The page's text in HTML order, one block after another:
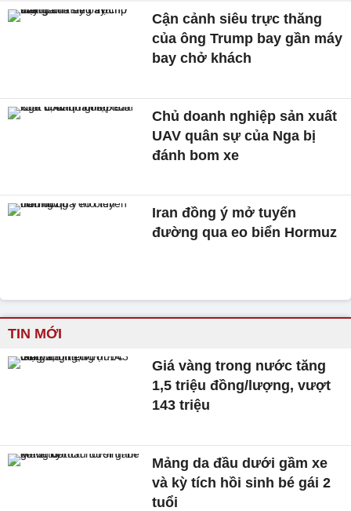
Cận cảnh siêu trực thăng
của ông Trump bay gần máy
bay chở khách
Chủ doanh nghiệp sản xuất
UAV quân sự của Nga bị
đánh bom xe
Iran đồng ý mở tuyến
đường qua eo biển Hormuz
TIN MỚI
Giá vàng trong nước tăng
1,5 triệu đồng/lượng, vượt
143 triệu
Mảng da đầu dưới gầm xe
và kỳ tích hồi sinh bé gái 2
tuổi